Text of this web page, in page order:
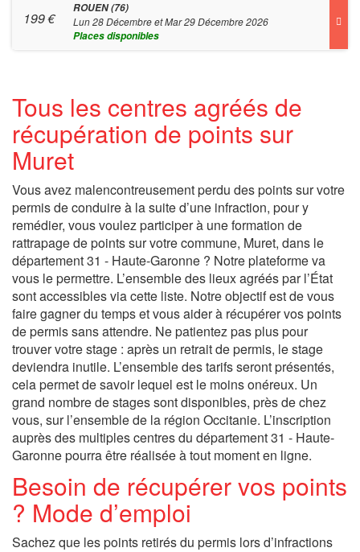
199€
ROUEN (76)
Lun 28 Décembre et Mar 29 Décembre 2026
Places disponibles
Tous les centres agréés de
récupération de points sur
Muret
Vous avez malencontreusement perdu des points sur votre
permis de conduire à la suite d’une infraction, pour y
remédier, vous voulez participer à une formation de
rattrapage de points sur votre commune, Muret, dans le
département 31 - Haute-Garonne ? Notre plateforme va
vous le permettre. L’ensemble des lieux agréés par l’État
sont accessibles via cette liste. Notre objectif est de vous
faire gagner du temps et vous aider à récupérer vos points
de permis sans attendre. Ne patientez pas plus pour
trouver votre stage : après un retrait de permis, le stage
deviendra inutile. L’ensemble des tarifs seront présentés,
cela permet de savoir lequel est le moins onéreux. Un
grand nombre de stages sont disponibles, près de chez
vous, sur l’ensemble de la région Occitanie. L’inscription
auprès des multiples centres du département 31 - Haute-
Garonne pourra être réalisée à tout moment en ligne.
Besoin de récupérer vos points
? Mode d’emploi
Sachez que les points retirés du permis lors d’infractions